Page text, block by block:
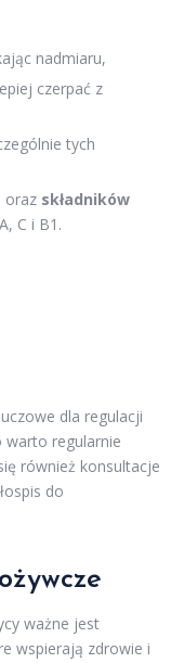
nadmiaru,
czerpać z
tych
oraz składników
C i B1.
dla regulacji
warto regularnie
również konsultacje
do
ważne jest
wspierają zdrowie i